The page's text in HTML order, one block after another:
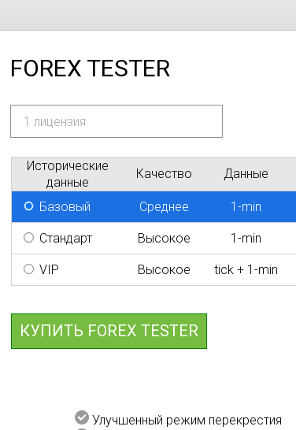
FOREX TESTER
Исторические
данные
Качество Данные
Базовый Среднее 1-min
Стандарт Высокое 1-min
VIP Высокое tick + 1-min
КУПИТЬ FOREX TESTER
Улучшенный режим перекрестия